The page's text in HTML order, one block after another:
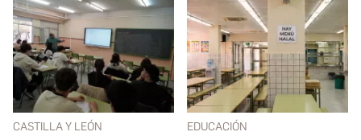
CASTILLA Y LEÓN EDUCACIÓN